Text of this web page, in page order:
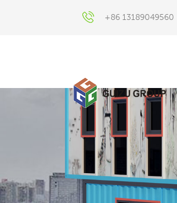
+86 13189049560